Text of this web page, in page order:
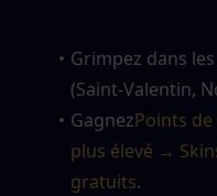
Grimpez dans
(Saint-Valentin,
GagnezPoints
plus élevé →
gratuits.